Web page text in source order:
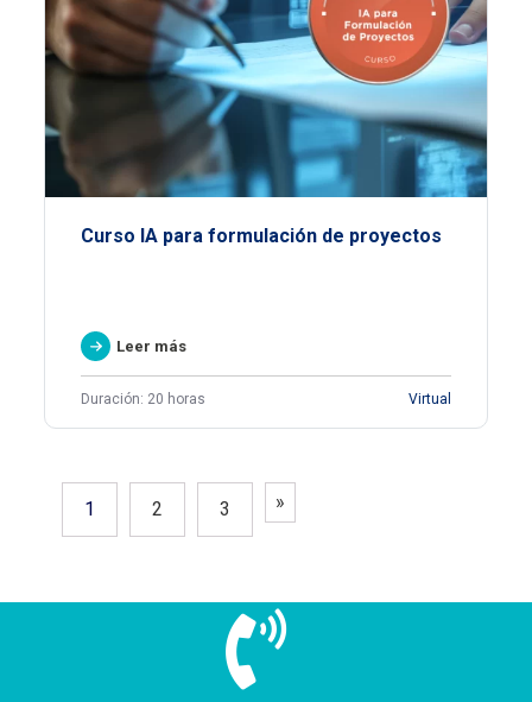
Curso IA para formulación de proyectos
Leer más
Duración: 20 horas Virtual
1 2 3 »